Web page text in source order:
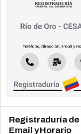
Registraduría de
Email y Horario